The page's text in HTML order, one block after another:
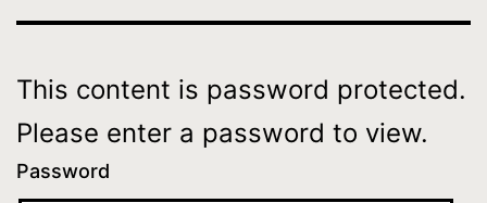
lagoons
Japan
This content is password protected.
Please enter a password to view.
Password